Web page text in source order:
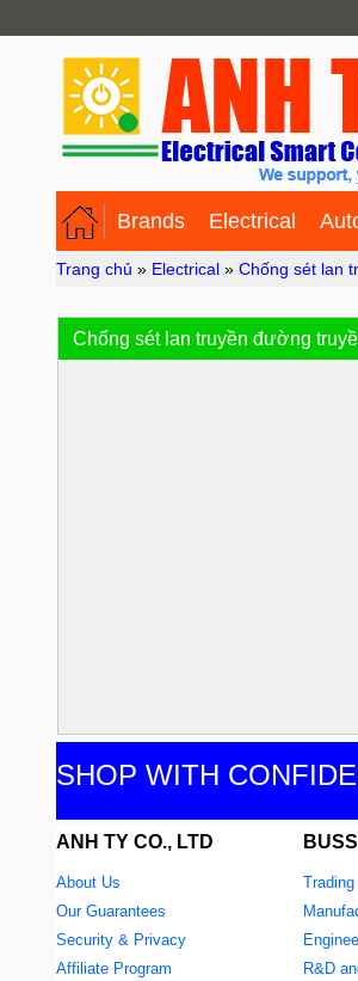
Brands Electrical
Trang chủ » Electrical » Chống sét lan
Chống sét lan truyền đường
SHOP WITH
ANH TY CO., LTD
About Us
Our Guarantees
Security & Privacy
Affiliate Program
Trading
R&D